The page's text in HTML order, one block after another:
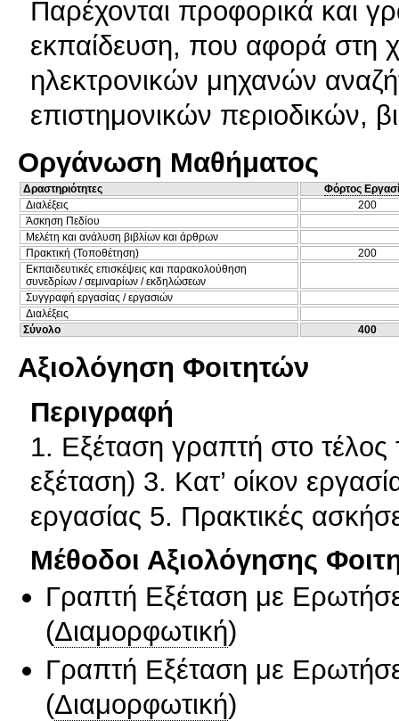
Παρέχονται προφορικά και
εκπαίδευση, που αφορά στη
ηλεκτρονικών μηχανών
επιστημονικών περιοδικών,
Οργάνωση Μαθήματος
Δραστηριότητες
Φόρτος
Διαλέξεις
200
Άσκηση Πεδίου
Μελέτη και ανάλυση βιβλίων και άρθρων
Πρακτική (Τοποθέτηση)
200
Εκπαιδευτικές επισκέψεις και παρακολούθηση
συνεδρίων / σεμιναρίων / εκδηλώσεων
Συγγραφή εργασίας / εργασιών
Διαλέξεις
Σύνολο
400
Αξιολόγηση Φοιτητών
Περιγραφή
1. Εξέταση γραπτή στο
εξέταση) 3. Κατ’ οίκον
εργασίας 5. Πρακτικές
Μέθοδοι Αξιολόγησης
Γραπτή Εξέταση με
(Διαμορφωτική)
Γραπτή Εξέταση με
(Διαμορφωτική)